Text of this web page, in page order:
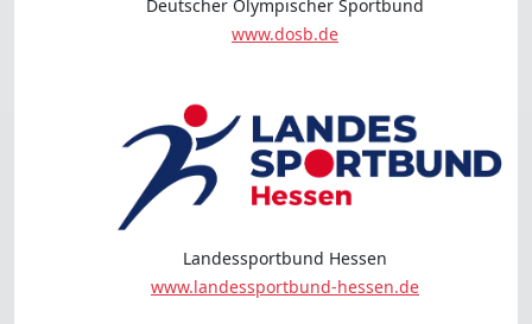
Deutscher Olympischer Sportbund
www.dosb.de
Landessportbund Hessen
www.landessportbund-hessen.de